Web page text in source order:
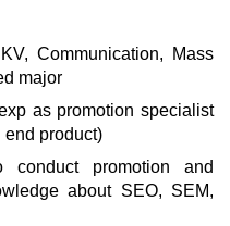
Communication, Mass
major
as promotion specialist
end product)
conduct promotion and
about SEO, SEM,